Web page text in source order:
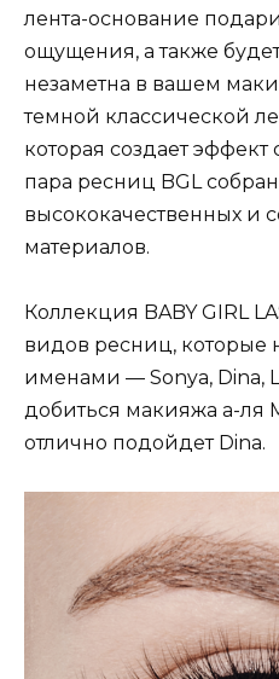
лента-основание
ощущения, а также
незаметна в вашем
темной классической
которая создает
пара ресниц BGL
высококачественных и
материалов.
Коллекция BABY GIRL
видов ресниц, которые
именами — Sonya, Dina,
добиться макияжа а-
отлично подойдет Dina.